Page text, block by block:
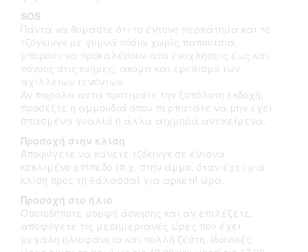
SOS
Πάντα να θυμάστε ότι το έντονο περπάτημα και το
τζόγκινγκ με γυμνά πόδια χωρίς παπούτσια,
μπορούν να προκαλέσουν από ενοχλήσεις έως και
πόνους στις κνήμες, ακόμα και ερεθισμό των
αχίλλειων τενόντων.
Αν παρόλα αυτά προτιμάτε την ξυπόλυτη εκδοχή,
προσέξτε η αμμουδιά όπου περπατάτε να μην έχει
σπασμένα γυαλιά ή άλλα αιχμηρά αντικείμενα.
Προσοχή στην κλίση
Αποφύγετε να κάνετε τζόκινγκ σε έντονα
κεκλιμένο επίπεδο (π.χ. στην άμμο, όταν έχει μια
κλίση προς τη θάλασσα) για αρκετή ώρα.
Προσοχή στο ήλιο
Οποιοδήποτε μορφή άσκησης και αν επιλέξετε,
αποφύγετε τις μεσημεριανές ώρες που έχει
μεγάλη ηλιοφάνεια και πολλή ζέστη. Ιδανικές